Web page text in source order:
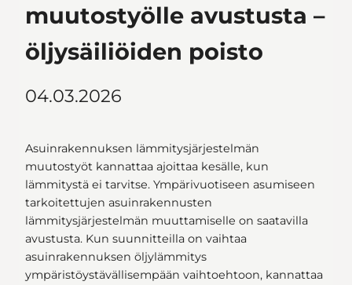
muutostyölle avustusta –
öljysäiliöiden poisto
04.03.2026
Asuinrakennuksen lämmitysjärjestelmän
muutostyöt kannattaa ajoittaa kesälle, kun
lämmitystä ei tarvitse. Ympärivuotiseen asumiseen
tarkoitettujen asuinrakennusten
lämmitysjärjestelmän muuttamiselle on saatavilla
avustusta. Kun suunnitteilla on vaihtaa
asuinrakennuksen öljylämmitys
ympäristöystävällisempään vaihtoehtoon, kannattaa